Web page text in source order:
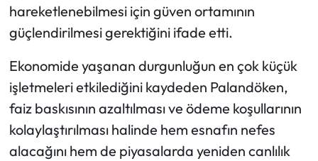
hareketlenebilmesi için güven ortamının
güçlendirilmesi gerektiğini ifade etti.
Ekonomide yaşanan durgunluğun en çok küçük
işletmeleri etkilediğini kaydeden Palandöken,
faiz baskısının azaltılması ve ödeme koşullarının
kolaylaştırılması halinde hem esnafın nefes
alacağını hem de piyasalarda yeniden canlılık